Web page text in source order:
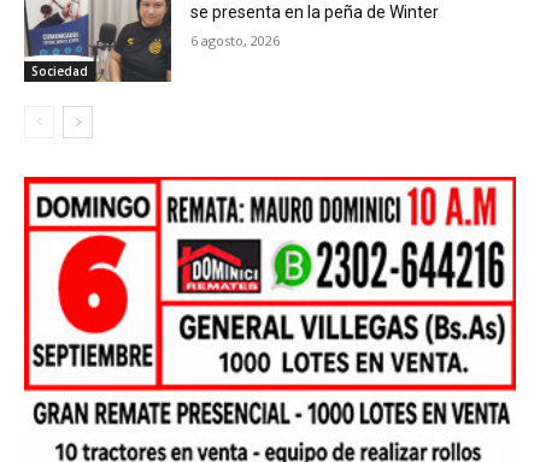
Sociedad
se presenta en la peña de Winter
6 agosto, 2026